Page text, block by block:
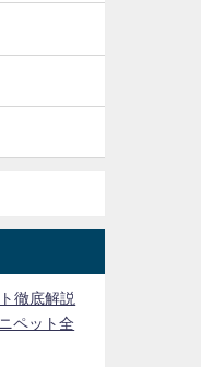
徹底解説
ペット全